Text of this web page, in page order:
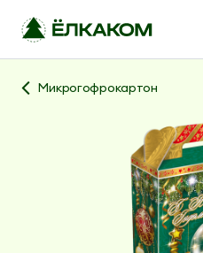
Микрогофрокартон